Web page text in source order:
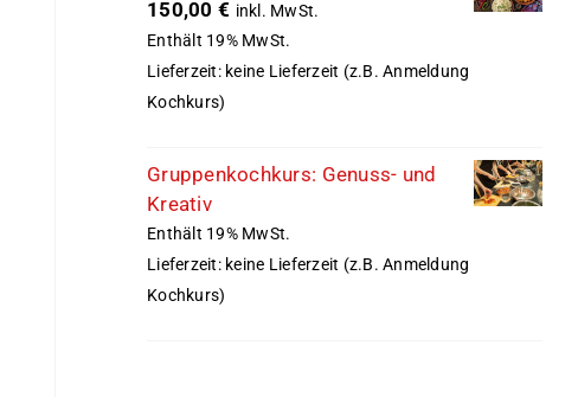
150,00 € inkl. MwSt.
Enthält 19% MwSt.
Lieferzeit: keine Lieferzeit (z.B. Anmeldung
Kochkurs)
Gruppenkochkurs: Genuss- und
Kreativ
Enthält 19% MwSt.
Lieferzeit: keine Lieferzeit (z.B. Anmeldung
Kochkurs)